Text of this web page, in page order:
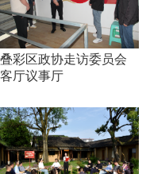
叠彩区政协走访委员会
客厅议事厅